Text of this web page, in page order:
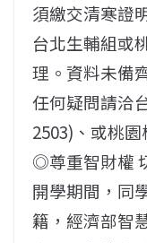
須繳交清寒證
台北生輔組或
理。資料未備
任何疑問請洽
2503)、或桃
◎尊重智財權
開學期間，同
籍，經濟部智